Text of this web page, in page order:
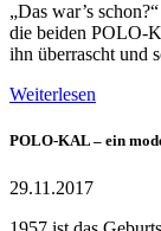
„Das war’s
die beiden POLO-
ihn überrascht und
Weiterlesen
POLO-KAL – ein
29.11.2017